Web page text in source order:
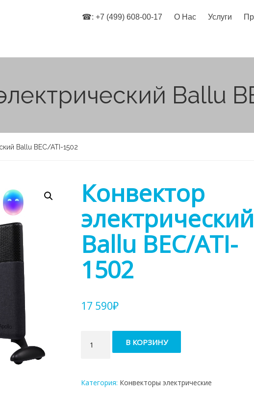
☎: +7 (499) 608-00-17 О Нас Услуги
Ballu
Ballu BEC/ATI-1502
Конвектор
электрический
Ballu BEC/ATI-
1502
17 590₽
товара
Конвектор
BEC/ATI-
В КОРЗИНУ
Категория: Конвекторы электрические